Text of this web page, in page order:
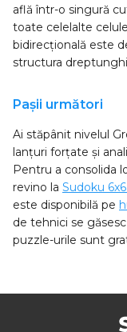
află într-o singură
toate celelalte
bidirecțională este
structura
Pașii următori
Ai stăpânit nivelul
lanțuri forțate și
Pentru a consolida
revino la Sudoku
este disponibilă pe
de tehnici se găsesc
puzzle-urile sunt